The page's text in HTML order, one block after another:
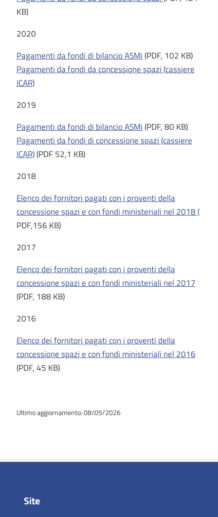
KB)
2020
Pagamenti da fondi di bilancio ASMi(PDF, 102 KB)
Pagamenti da fondi da concessione spazi (cassiere
ICAR)
2019
Pagamenti da fondi di bilancio ASMi(PDF, 80 KB)
Pagamenti da fondi di concessione spazi (cassiere
ICAR)(PDF 52,1 KB)
2018
Elenco dei fornitori pagati con i proventi della
concessione spazi e con fondi ministeriali nel 2018 (
PDF,156 KB)
2017
Elenco dei fornitori pagati con i proventi della
concessione spazi e con fondi ministeriali nel 2017
(PDF, 188 KB)
2016
Elenco dei fornitori pagati con i proventi della
concessione spazi e con fondi ministeriali nel 2016
(PDF, 45 KB)
Ultimo aggiornamento: 08/05/2026
Site